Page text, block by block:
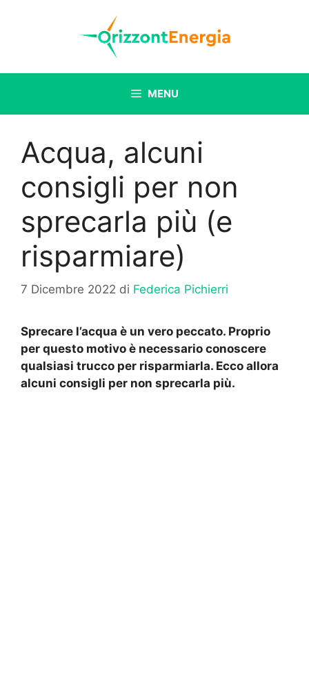
MENU
Acqua, alcuni
consigli per non
sprecarla più (e
risparmiare)
7 Dicembre 2022 di Federica Pichierri
Sprecare l’acqua è un vero peccato. Proprio
per questo motivo è necessario conoscere
qualsiasi trucco per risparmiarla. Ecco allora
alcuni consigli per non sprecarla più.